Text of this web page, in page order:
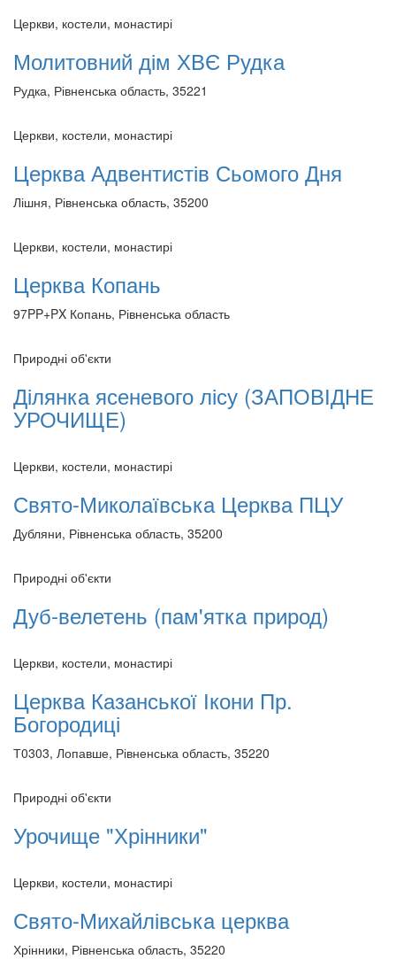
Церкви, костели, монастирі
Молитовний дім ХВЄ Рудка
Рудка, Рівненська область, 35221
Церкви, костели, монастирі
Церква Адвентистів Сьомого Дня
Лішня, Рівненська область, 35200
Церкви, костели, монастирі
Церква Копань
97PP+PX Копань, Рівненська область
Природні об'єкти
Ділянка ясеневого лісу (ЗАПОВІДНЕ
УРОЧИЩЕ)
Церкви, костели, монастирі
Свято-Миколаївська Церква ПЦУ
Дубляни, Рівненська область, 35200
Природні об'єкти
Дуб-велетень (пам'ятка природ)
Церкви, костели, монастирі
Церква Казанської Ікони Пр.
Богородиці
Т0303, Лопавше, Рівненська область, 35220
Природні об'єкти
Урочище "Хрінники"
Церкви, костели, монастирі
Свято-Михайлівська церква
Хрінники, Рівненська область, 35220